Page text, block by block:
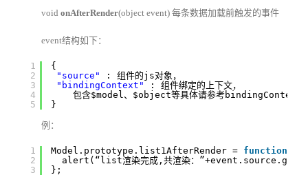
void onAfterRender(object event) 每条数据加载前触发的事件
event结构如下：
1
2
3
4
5
{
"source"
: 组件的js对象，
"bindingContext"
: 组件绑定的上下文，
包含$model、$object等具体请参考bindingContext
}
例：
1
2
3
Model.prototype.list1AfterRender = function
alert(“list渲染完成,共渲染：
};